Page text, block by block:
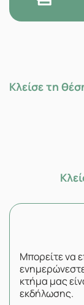
Κλείσε τη
Μπορείτε να
κτήμα μας
εκδήλωσης.